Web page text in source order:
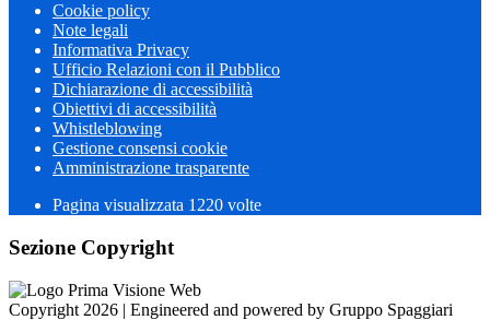
Cookie policy
Note legali
Informativa Privacy
Ufficio Relazioni con il Pubblico
Dichiarazione di accessibilità
Obiettivi di accessibilità
Whistleblowing
Gestione consensi cookie
Amministrazione trasparente
Pagina visualizzata 1220 volte
Sezione Copyright
Copyright 2026 | Engineered and powered by Gruppo Spaggiari